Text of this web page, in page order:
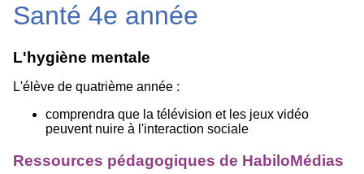
Santé 4e année
L'hygiène mentale
L'élève de quatrième année :
comprendra que la télévision et les jeux vidéo
peuvent nuire à l'interaction sociale
Ressources pédagogiques de HabiloMédias